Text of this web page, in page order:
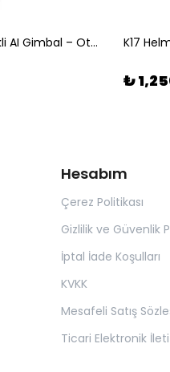
360° Akıllı Takip Özellikli AI Gimbal – Otomatik Yüz ve Nesne İzleme
₺
Hesabım
Çerez Politikası
Gizlilik ve Güvenlik
İptal İade Koşulları
KVKK
Mesafeli Satış
Ticari Elektronik